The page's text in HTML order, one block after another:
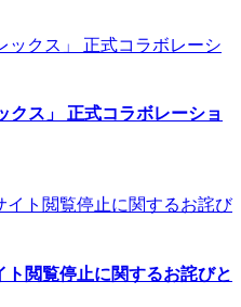
クス」 正式コラボレーショ
閲覧停止に関するお詫びと